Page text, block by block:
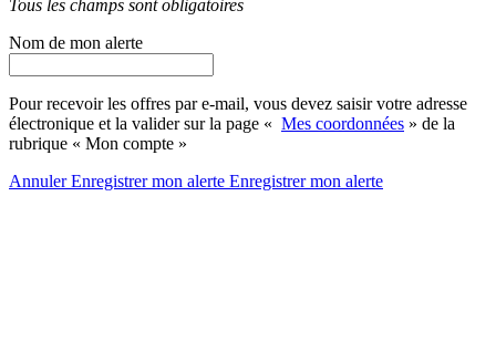
Tous les champs sont obligatoires
Nom de mon alerte
Pour recevoir les offres par e-mail, vous devez saisir votre adresse
électronique et la valider sur la page « Mes coordonnées » de la
rubrique « Mon compte »
AnnulerEnregistrer mon alerte Enregistrermon alerte